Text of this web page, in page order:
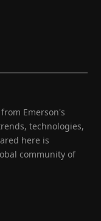
Emerson's
technologies,
here is
community of